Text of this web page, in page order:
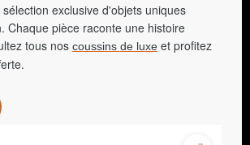
exclusive d'objets uniques
Chaque pièce raconte une histoire
tous nos coussins de luxe et profitez